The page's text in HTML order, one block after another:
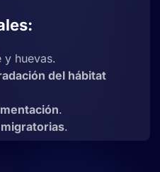
y huevas.
del hábitat
.
.